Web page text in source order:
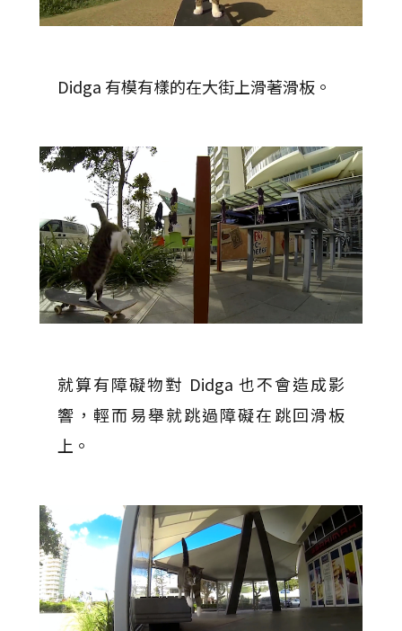
Didga 有模有樣的在大街上滑著滑板。
就算有障礙物對 Didga 也不會造成影
響，輕而易舉就跳過障礙在跳回滑板
上。